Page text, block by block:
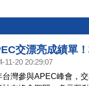
交漂亮成績單
11-20 20:29:07
台灣參與APEC峰會，